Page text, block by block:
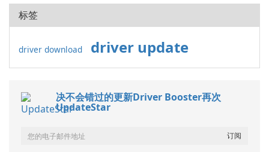
标签
driver download driver update
决不会错过的更新Driver Booster再次
UpdateStar